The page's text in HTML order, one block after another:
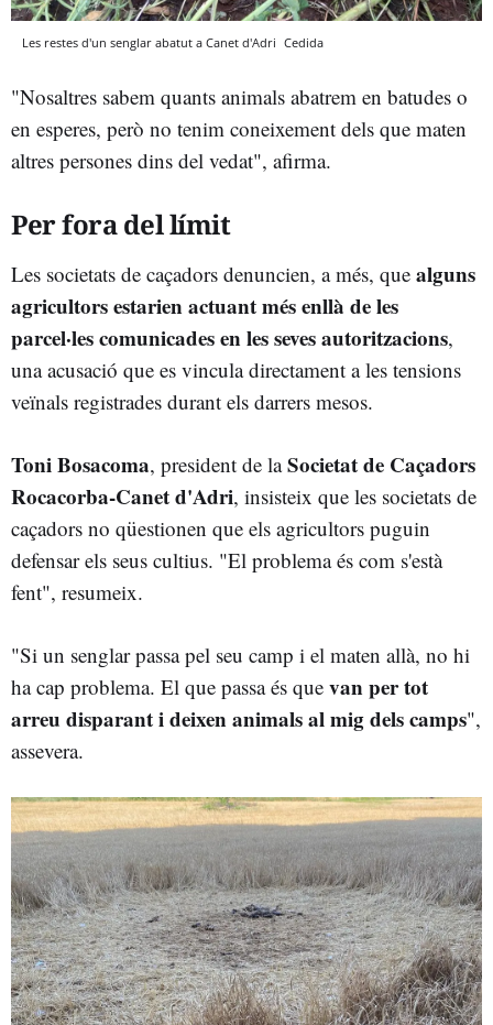
Les restes d'un senglar abatut a Canet d'Adri Cedida
"Nosaltres sabem quants animals abatrem en batudes o
en esperes, però no tenim coneixement dels que maten
altres persones dins del vedat", afirma.
Per fora del límit
Les societats de caçadors denuncien, a més, que alguns
agricultors estarien actuant més enllà de les
parcel·les comunicades en les seves autoritzacions,
una acusació que es vincula directament a les tensions
veïnals registrades durant els darrers mesos.
Toni Bosacoma, president de laSocietat de Caçadors
Rocacorba-Canet d'Adri, insisteix que les societats de
caçadors no qüestionen que els agricultors puguin
defensar els seus cultius. "El problema és com s'està
fent", resumeix.
"Si un senglar passa pel seu camp i el maten allà, no hi
ha cap problema. El que passa és que van per tot
arreu disparant i deixen animals al mig dels camps",
assevera.